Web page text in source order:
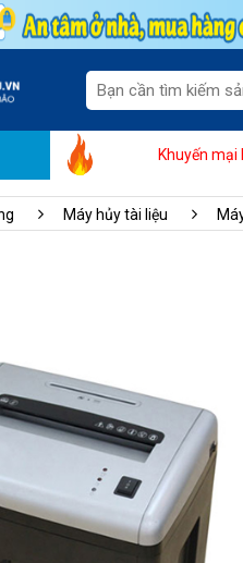
Khuyến mại
tay đẩy lùi Covid: Tháng
Máy hủy tài liệu